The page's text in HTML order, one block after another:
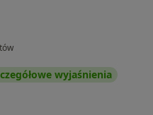
wyjaśnienia